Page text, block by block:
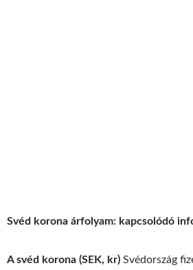
Svéd korona árfolyam: kapcsolódó
A svéd korona (SEK, kr) Svédország